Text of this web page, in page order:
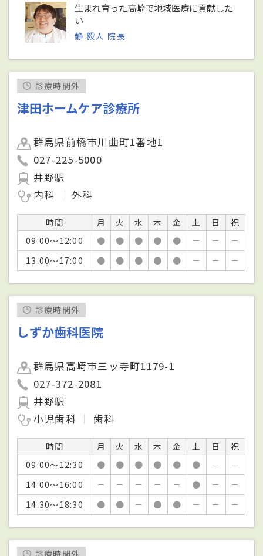
生まれ育った高崎で地域医療に貢献した
い
静 毅人 院長
診療時間外
津田ホームケア診療所
群馬県前橋市川曲町1番地1
027-225-5000
井野駅
内科
外科
時間 月 火 水 木 金 土 日
祝
09:00～12:00
● ● ● ● ● － －
－
13:00～17:00
● ● ● ● ● － － －
診療時間外
しずか歯科医院
群馬県高崎市三ッ寺町1179-1
027-372-2081
井野駅
小児歯科
歯科
時間 月 火 水 木 金 土 日
祝
09:00～12:30
● ● ● ● ● ● －
－
14:00～16:00
－ － － － － ● －
－
14:30～18:30
● ● － ● ● － － －
診療時間外